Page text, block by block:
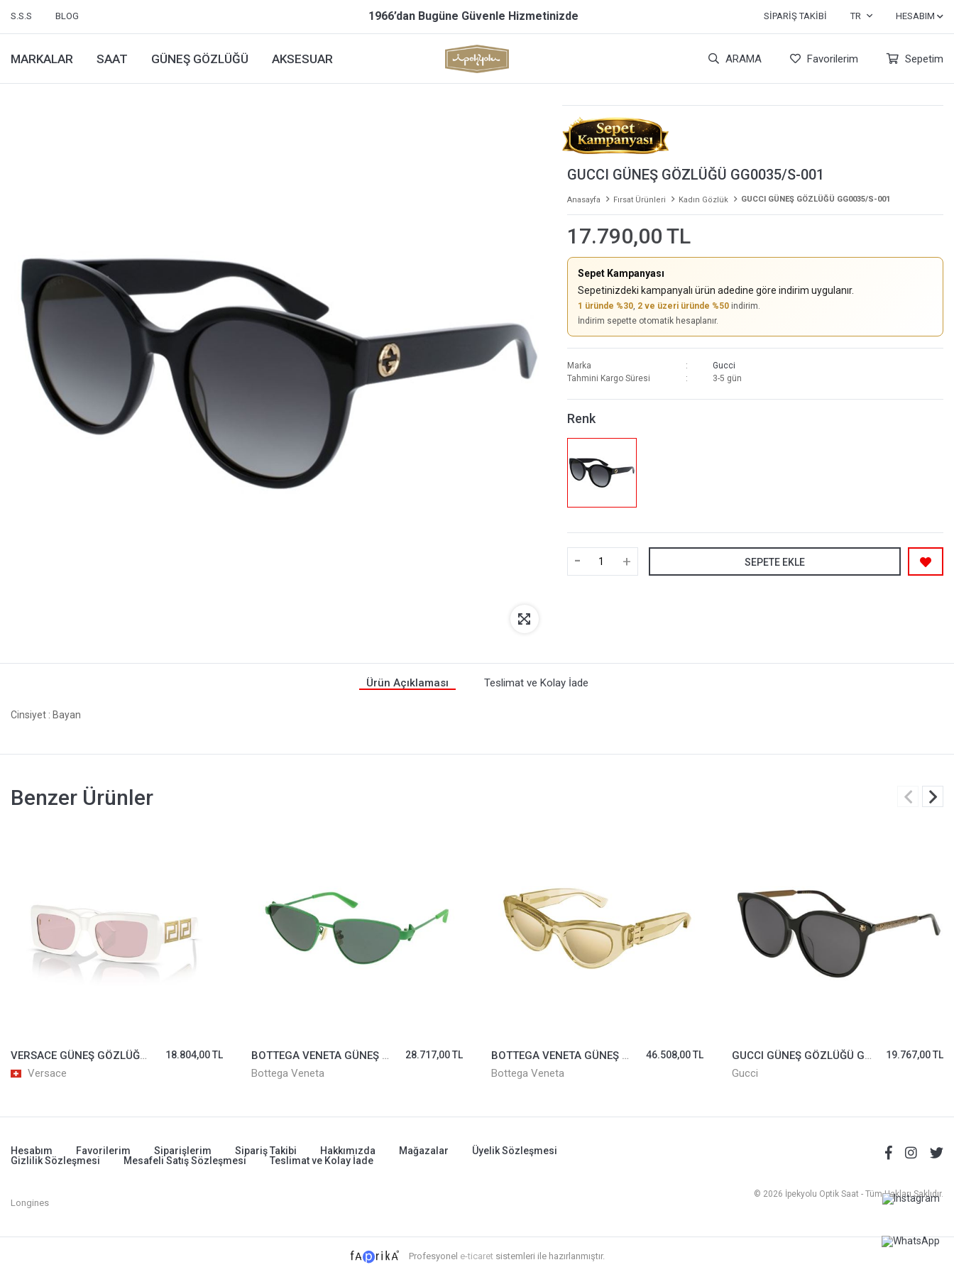
S.S.S BLOG 1966’dan Bugüne Güvenle Hizmetinizde SIPARIŞ TAKIBI TR HESABIM
MARKALAR SAAT GÜNEŞ GÖZLÜĞÜ AKSESUAR ARAMA Favorilerim Sepetim
GUCCI GÜNEŞ GÖZLÜĞÜ GG0035/S-001
Anasayfa Fırsat Ürünleri Kadın Gözlük GUCCI GÜNEŞ GÖZLÜĞÜ GG0035/S-001
17.790,00 TL
Sepet Kampanyası
Sepetinizdeki kampanyalı ürün adedine göre indirim uygulanır.
1 üründe %30, 2 ve üzeri üründe %50indirim.
İndirim sepette otomatik hesaplanır.
Marka
Gucci
Tahmini Kargo Süresi
3-5 gün
Renk
- + SEPETE EKLE
Ürün Açıklaması Teslimat ve Kolay İade
Cinsiyet : Bayan
Benzer Ürünler
VERSACE GÜNEŞ GÖZLÜĞÜ 4444-U-314/5
Versace
18.804,00 TL
BOTTEGA VENETA GÜNEŞ GÖZLÜĞÜ BV1186S-004
Bottega Veneta
28.717,00 TL
BOTTEGA VENETA GÜNEŞ GÖZLÜĞÜ BV1142S-003
Bottega Veneta
46.508,00 TL
GUCCI GÜNEŞ GÖZLÜĞÜ GG0223/SK-001
Gucci
19.767,00 TL
Hesabım Favorilerim Siparişlerim Sipariş Takibi Hakkımızda Mağazalar
Üyelik Sözleşmesi
Gizlilik Sözleşmesi
Mesafeli Satış Sözleşmesi Teslimat ve Kolay İade
Longines
© 2026 İpekyolu Optik Saat - Tüm Hakları Saklıdır.
Profesyonel e-ticaretsistemleri ile hazırlanmıştır.